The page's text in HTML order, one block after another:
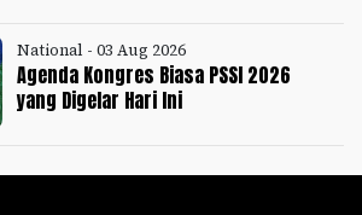
National - 03 Aug 2026
Agenda Kongres Biasa PSSI 2026
yang Digelar Hari Ini